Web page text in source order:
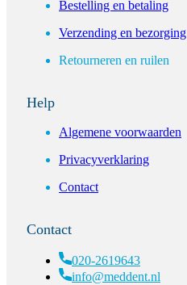
Bestelling en betaling
Verzending en bezorging
Retourneren en ruilen
Help
Algemene voorwaarden
Privacyverklaring
Contact
Contact
020-2619643
info@meddent.nl